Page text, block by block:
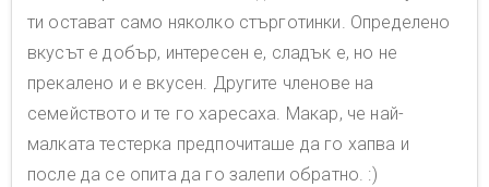
ти остават само няколко стърготинки. Определено
вкусът е добър, интересен е, сладък е, но не
прекалено и е вкусен. Другите членове на
семейството и те го харесаха. Макар, че най-
малката тестерка предпочиташе да го хапва и
после да се опита да го залепи обратно. :)